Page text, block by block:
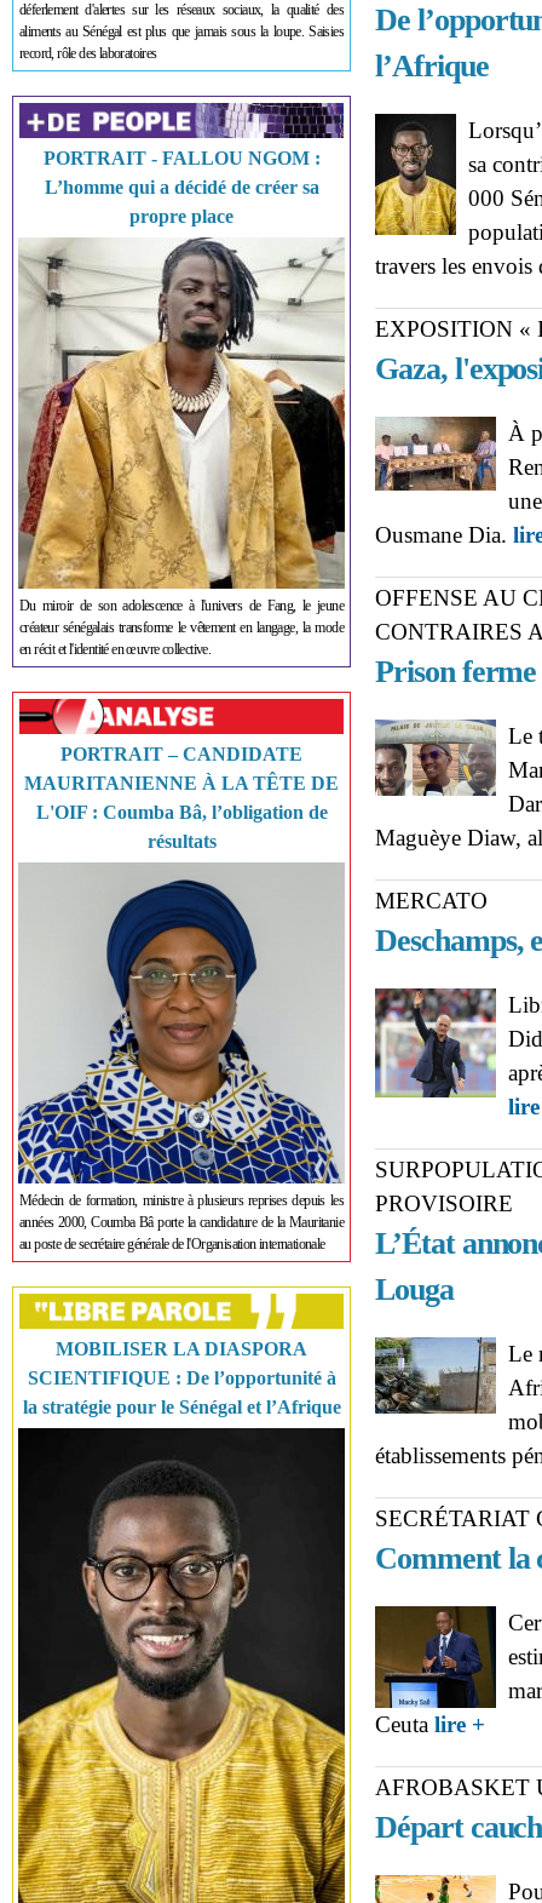
déferlement d'alertes sur les réseaux sociaux, la qualité des
aliments au Sénégal est plus que jamais sous la loupe. Saisies
record, rôle des laboratoires
PORTRAIT - FALLOU NGOM :
L’homme qui a décidé de créer sa
propre place
Du miroir de son adolescence à l'univers de Fang, le jeune
créateur sénégalais transforme le vêtement en langage, la mode
en récit et l'identité en œuvre collective.
PORTRAIT – CANDIDATE
MAURITANIENNE À LA TÊTE DE
L'OIF : Coumba Bâ, l’obligation de
résultats
Médecin de formation, ministre à plusieurs reprises depuis les
années 2000, Coumba Bâ porte la candidature de la Mauritanie
au poste de secrétaire générale de l'Organisation internationale
MOBILISER LA DIASPORA
SCIENTIFIQUE : De l’opportunité à
la stratégie pour le Sénégal et l’Afrique
De
l’Afrique
sa
000
travers les
EXPOSITION «
Gaza,
À
Ousmane Dia.
OFFENSE AU
CONTRAIRES
Prison ferme
Le
Maguèye Diaw,
MERCATO
Deschamps,
PROVISOIRE
L’État
Louga
Le
établissements
SECRÉTARIAT
Comment la
Ceuta lire +
AFROBASKET
Départ